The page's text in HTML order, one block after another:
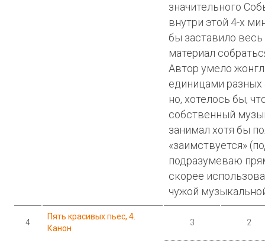
значительного
внутри этой 4-х
бы заставило
материал
Автор умело
единицами разных
но, хотелось бы,
собственный
занимал хотя бы
«заимствуется»
подразумеваю
скорее
чужой
4
Пять красивых пьес, 4.
Канон
3 2